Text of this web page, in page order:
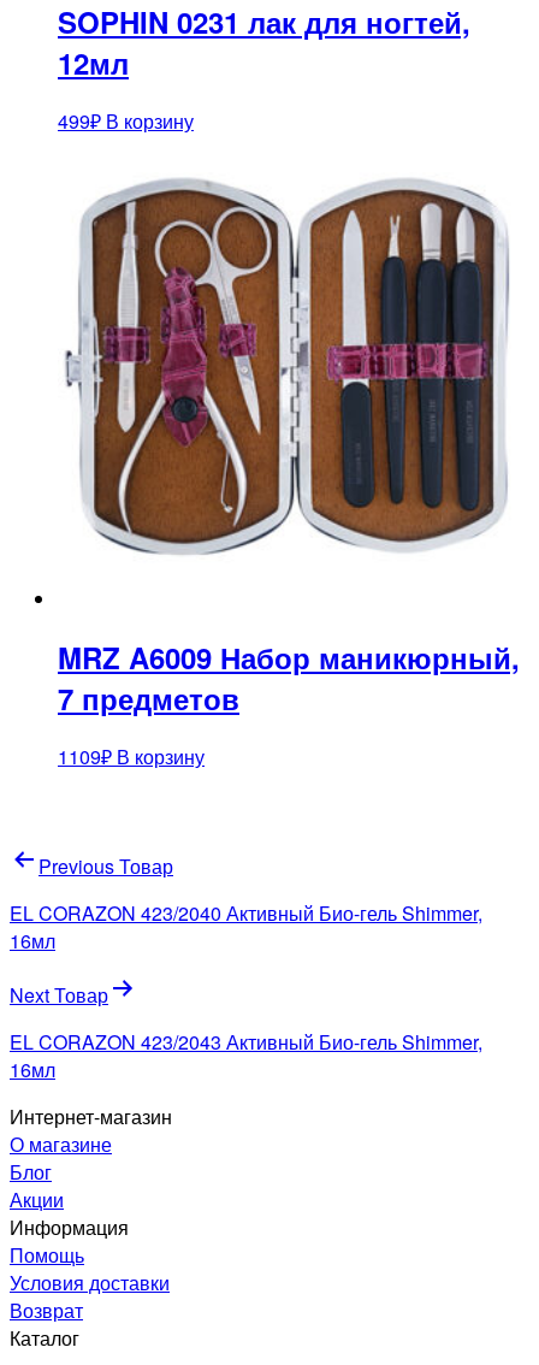
SOPHIN 0231 лак для ногтей,
12мл
499₽ В корзину
MRZ A6009 Набор маникюрный,
7 предметов
1109₽ В корзину
Навигация
по
записям
Previous Товар
EL CORAZON 423/2040 Активный Био-гель Shimmer,
16мл
Next Товар
EL CORAZON 423/2043 Активный Био-гель Shimmer,
16мл
Интернет-магазин
О магазине
Блог
Акции
Информация
Помощь
Условия доставки
Возврат
Каталог